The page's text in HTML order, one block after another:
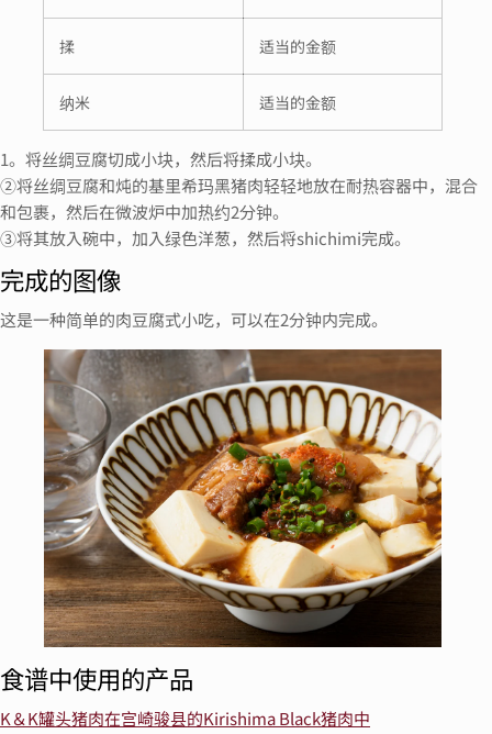
揉 适当的金额
纳米 适当的金额
1。将丝绸豆腐切成小块，然后将揉成小块。
②将丝绸豆腐和炖的基里希玛黑猪肉轻轻地放在耐热容器中，混合
和包裹，然后在微波炉中加热约2分钟。
③将其放入碗中，加入绿色洋葱，然后将shichimi完成。
完成的图像
这是一种简单的肉豆腐式小吃，可以在2分钟内完成。
食谱中使用的产品
K＆K罐头猪肉在宫崎骏县的Kirishima Black猪肉中